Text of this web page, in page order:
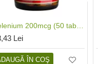
Lei
ÎN COŞ